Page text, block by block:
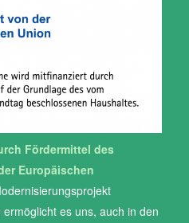
Fördermittel des
Europäischen
es uns, auch in den